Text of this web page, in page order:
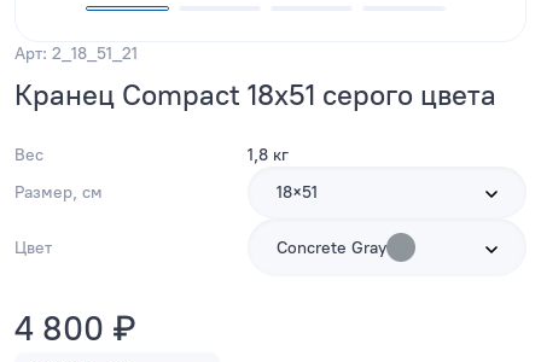
Арт: 2_18_51_21
Кранец Compact 18x51 серого цвета
Вес
1,8 кг
Размер, см
18×51
Цвет Concrete Gray
4 800 ₽